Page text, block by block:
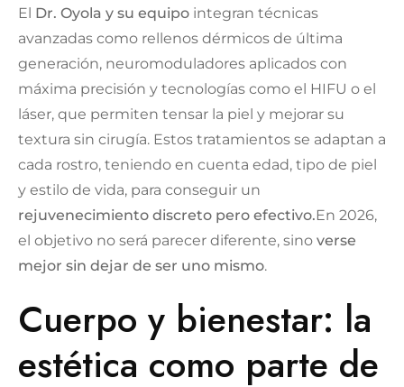
El Dr. Oyola y su equipo integran técnicas
avanzadas como rellenos dérmicos de última
generación, neuromoduladores aplicados con
máxima precisión y tecnologías como el HIFU o el
láser, que permiten tensar la piel y mejorar su
textura sin cirugía. Estos tratamientos se adaptan a
cada rostro, teniendo en cuenta edad, tipo de piel
y estilo de vida, para conseguir un
rejuvenecimiento discreto pero efectivo.En 2026,
el objetivo no será parecer diferente, sino verse
mejor sin dejar de ser uno mismo.
Cuerpo y bienestar: la
estética como parte de